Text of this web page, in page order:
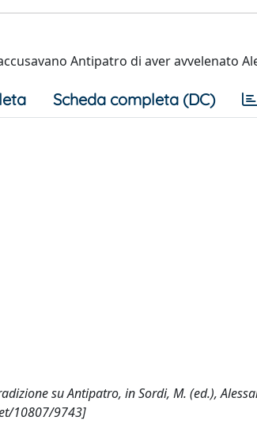
Antipatro di aver avvelenato
Scheda completa (DC)
su Antipatro, in Sordi, M. (ed.),
10807/9743]